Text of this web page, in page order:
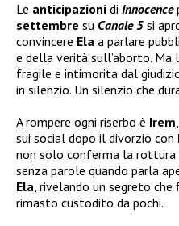
Le anticipazioni di Innocence
settembre su Canale 5 si
convincere Ela a parlare
e della verità sull’aborto. Ma
fragile e intimorita dal
in silenzio. Un silenzio che
A rompere ogni riserbo è Irem
sui social dopo il divorzio con
non solo conferma la
senza parole quando parla
Ela, rivelando un segreto
rimasto custodito da pochi.